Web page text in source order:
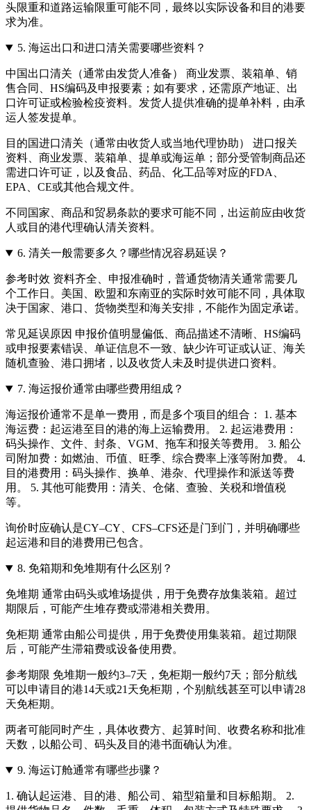
头限重和道路运输限重可能不同，最终以实际设备和目的港要
求为准。
5. 海运出口和进口清关需要哪些资料？
中国出口清关（通常由发货人准备） 商业发票、装箱单、销
售合同、HS编码及申报要素；如有要求，还需原产地证、出
口许可证或检验检疫资料。发货人提供准确的提单补料，由承
运人签发提单。
目的国进口清关（通常由收货人或当地代理协助） 进口报关
资料、商业发票、装箱单、提单或海运单；部分受管制商品还
需进口许可证，以及食品、药品、化工品等对应的FDA、
EPA、CE或其他合规文件。
不同国家、商品和贸易条款的要求可能不同，出运前应由收货
人或目的港代理确认清关资料。
6. 清关一般需要多久？哪些情况容易延误？
参考时效 资料齐全、申报准确时，普通货物清关通常需要几
个工作日。美国、欧盟和东南亚的实际时效可能不同，具体取
决于国家、港口、货物类型和海关安排，不能作为固定承诺。
常见延误原因 申报价值明显偏低、商品描述不清晰、HS编码
或申报要素错误、单证信息不一致、缺少许可证或认证、海关
随机查验、港口拥堵，以及收货人未及时提供进口资料。
7. 海运报价通常由哪些费用组成？
海运报价通常不是单一费用，而是多个项目的组合： 1. 基本
海运费：起运港至目的港的海上运输费用。 2. 起运港费用：
码头操作、文件、封条、VGM、拖车和报关等费用。 3. 船公
司附加费：如燃油、币值、旺季、综合费率上涨等附加费。 4.
目的港费用：码头操作、换单、港杂、代理操作和派送等费
用。 5. 其他可能费用：清关、仓储、查验、关税和增值税
等。
询价时应确认是CY–CY、CFS–CFS还是门到门，并明确哪些
起运港和目的港费用已包含。
8. 免箱期和免堆期有什么区别？
免堆期 通常由码头或堆场提供，用于免费存放集装箱。超过
期限后，可能产生堆存费或滞港相关费用。
免柜期 通常由船公司提供，用于免费使用集装箱。超过期限
后，可能产生滞箱费或设备使用费。
参考期限 免堆期一般约3–7天，免柜期一般约7天；部分航线
可以申请目的港14天或21天免柜期，个别航线甚至可以申请28
天免柜期。
两者可能同时产生，具体收费方、起算时间、收费名称和批准
天数，以船公司、码头及目的港书面确认为准。
9. 海运订舱通常有哪些步骤？
1. 确认起运港、目的港、船公司、箱型箱量和目标船期。 2.